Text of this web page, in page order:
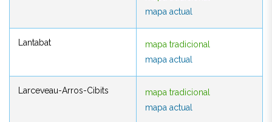
mapa actual
Lantabat
mapa tradicional
mapa actual
Larceveau-Arros-Cibits
mapa tradicional
mapa actual
mapa actual
mapa actual
mapa actual